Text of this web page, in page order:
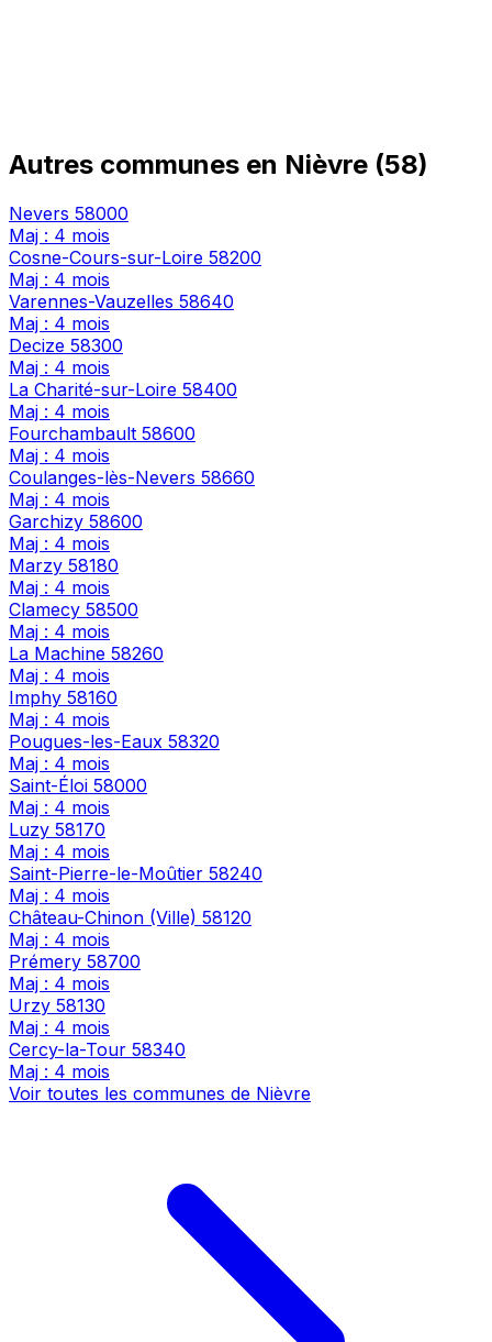
Autres communes en Nièvre (58)
Nevers 58000
Maj : 4 mois
Cosne-Cours-sur-Loire 58200
Maj : 4 mois
Varennes-Vauzelles 58640
Maj : 4 mois
Decize 58300
Maj : 4 mois
La Charité-sur-Loire 58400
Maj : 4 mois
Fourchambault 58600
Maj : 4 mois
Coulanges-lès-Nevers 58660
Maj : 4 mois
Garchizy 58600
Maj : 4 mois
Marzy 58180
Maj : 4 mois
Clamecy 58500
Maj : 4 mois
La Machine 58260
Maj : 4 mois
Imphy 58160
Maj : 4 mois
Pougues-les-Eaux 58320
Maj : 4 mois
Saint-Éloi 58000
Maj : 4 mois
Luzy 58170
Maj : 4 mois
Saint-Pierre-le-Moûtier 58240
Maj : 4 mois
Château-Chinon (Ville) 58120
Maj : 4 mois
Prémery 58700
Maj : 4 mois
Urzy 58130
Maj : 4 mois
Cercy-la-Tour 58340
Maj : 4 mois
Voir toutes les communes de Nièvre